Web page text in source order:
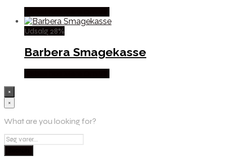
Udsalg 28%
Barbera Smagekasse
×
×
What are you looking for?